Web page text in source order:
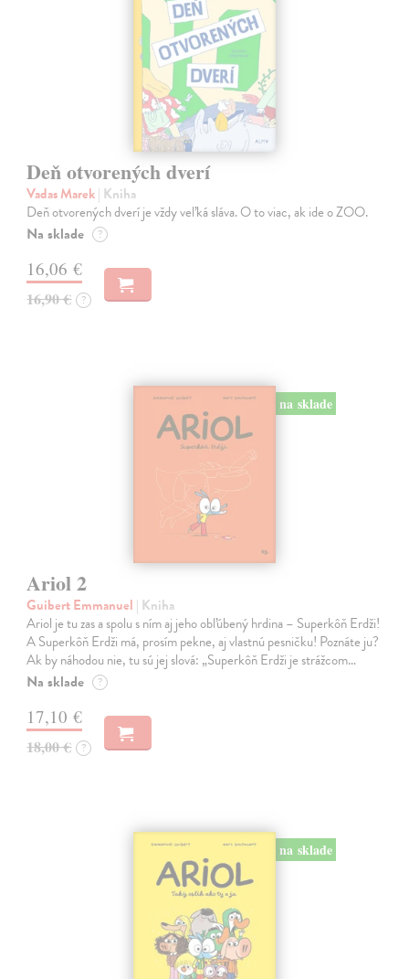
Deň otvorených dverí
Vadas Marek| Kniha
Deň otvorených dverí je vždy veľká sláva. O to viac, ak ide o ZOO.
Na sklade ?
16,06 €
16,90 € ?
na sklade
Ariol 2
Guibert Emmanuel | Kniha
Ariol je tu zas a spolu s ním aj jeho obľúbený hrdina – Superkôň Erdži!
A Superkôň Erdži má, prosím pekne, aj vlastnú pesničku! Poznáte ju?
Ak by náhodou nie, tu sú jej slová: „Superkôň Erdži je strážcom…
Na sklade ?
17,10 €
18,00 € ?
na sklade